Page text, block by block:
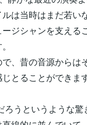
は当時はまだ若い
ジシャンを支える
、昔の音源からは
とることができます
ろうというような驚